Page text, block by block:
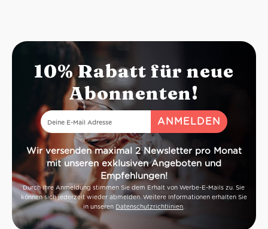
10% Rabatt für neue
Abonnenten!
Wir versenden maximal 2 Newsletter pro Monat
mit unseren exklusiven Angeboten und
Empfehlungen!
Durch Ihre Anmeldung stimmen Sie dem Erhalt von Werbe-E-Mails zu. Sie
können sich jederzeit wieder abmelden. Weitere Informationen erhalten Sie
in unseren Datenschutzrichtlinien.